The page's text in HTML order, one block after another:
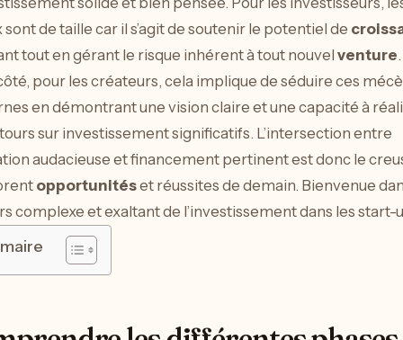
sont de taille car il s’agit de soutenir le potentiel de
tout en gérant le risque inhérent à tout nouvel venture
pour les créateurs, cela implique de séduire ces
en démontrant une vision claire et une capacité à
sur investissement significatifs. L’intersection entre
audacieuse et financement pertinent est donc le
opportunitéset réussites de demain. Bienvenue
complexe et exaltant de l’investissement dans les start-